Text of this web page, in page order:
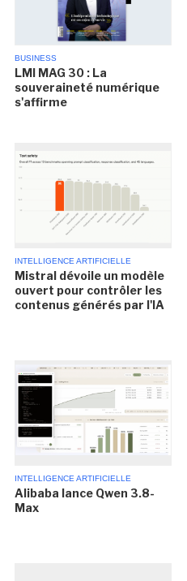
BUSINESS
LMI MAG 30 : La
souveraineté numérique
s'affirme
INTELLIGENCE ARTIFICIELLE
Mistral dévoile un modèle
ouvert pour contrôler les
contenus générés par l'IA
INTELLIGENCE ARTIFICIELLE
Alibaba lance Qwen 3.8-
Max